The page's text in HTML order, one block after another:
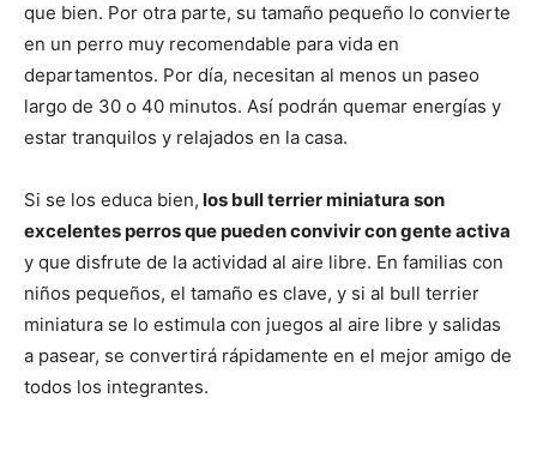
que bien. Por otra parte, su tamaño pequeño lo convierte
en un perro muy recomendable para vida en
departamentos. Por día, necesitan al menos un paseo
largo de 30 o 40 minutos. Así podrán quemar energías y
estar tranquilos y relajados en la casa.
Si se los educa bien, los bull terrier miniatura son
excelentes perros que pueden convivir con gente activa
y que disfrute de la actividad al aire libre. En familias con
niños pequeños, el tamaño es clave, y si al bull terrier
miniatura se lo estimula con juegos al aire libre y salidas
a pasear, se convertirá rápidamente en el mejor amigo de
todos los integrantes.